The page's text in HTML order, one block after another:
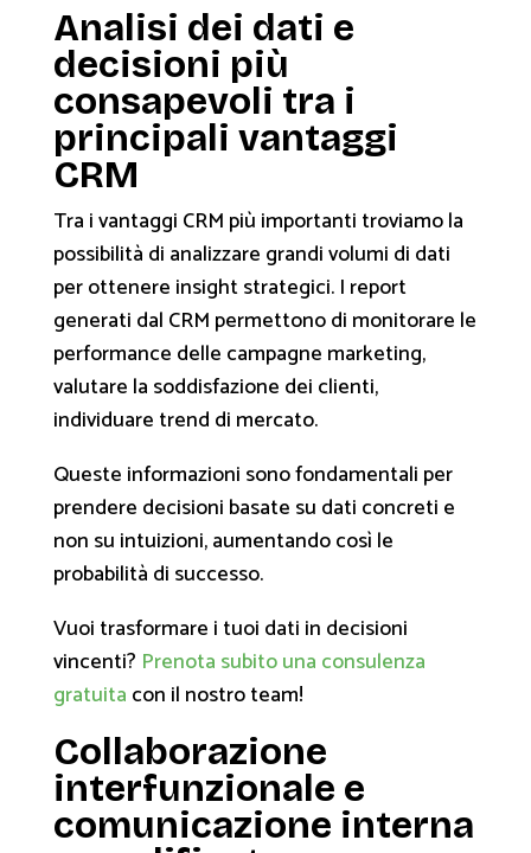
Analisi dei dati e
decisioni più
consapevoli tra i
principali vantaggi
CRM
Tra i vantaggi CRM più importanti troviamo la
possibilità di analizzare grandi volumi di dati
per ottenere insight strategici. I report
generati dal CRM permettono di monitorare le
performance delle campagne marketing,
valutare la soddisfazione dei clienti,
individuare trend di mercato.
Queste informazioni sono fondamentali per
prendere decisioni basate su dati concreti e
non su intuizioni, aumentando così le
probabilità di successo.
Vuoi trasformare i tuoi dati in decisioni
vincenti? Prenota subito una consulenza
gratuita con il nostro team!
Collaborazione
interfunzionale e
comunicazione interna